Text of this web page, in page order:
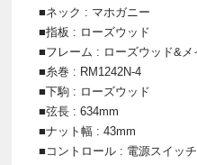
■ネック : マホガニー
■指板 : ローズウッド
■フレーム : ローズウッド&メ
■糸巻 : RM1242N-4
■下駒 : ローズウッド
■弦長 : 634mm
■ナット幅 : 43mm
■コントロール : 電源スイッ